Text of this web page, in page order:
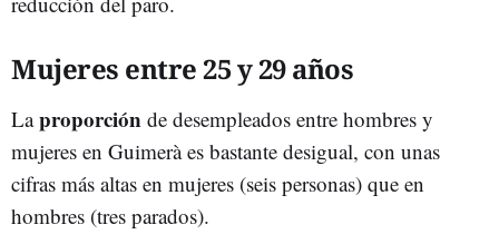
Mujeres entre 25 y 29 años
Laproporción de desempleados entre hombres y
mujeres en Guimerà es bastante desigual, con unas
cifras más altas en mujeres (seis personas) que en
hombres (tres parados).